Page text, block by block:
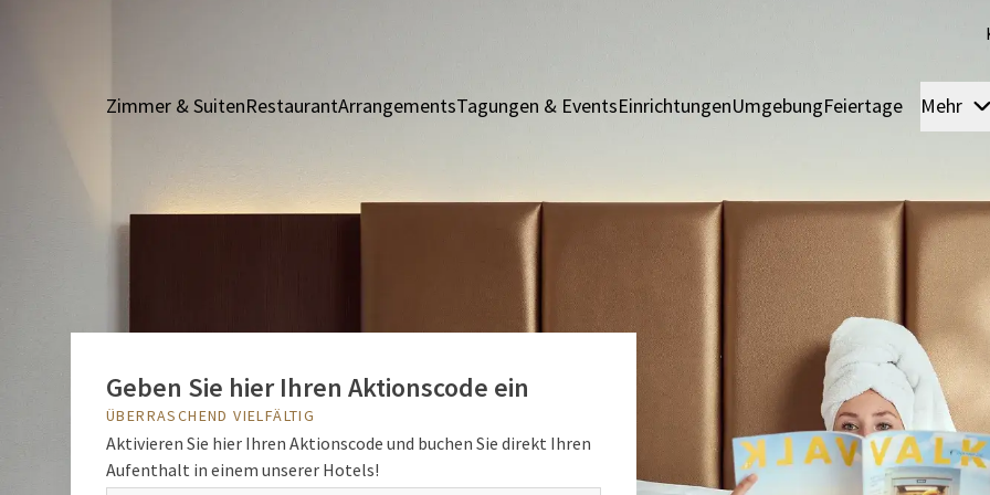
Zimmer & SuitenRestaurantArrangementsTagungen & EventsEinrichtungenUmgebungFeiertage Mehr
Geben Sie hier Ihren Aktionscode ein
ÜBERRASCHEND VIELFÄLTIG
Aktivieren Sie hier Ihren Aktionscode und buchen Sie direkt Ihren
Aufenthalt in einem unserer Hotels!